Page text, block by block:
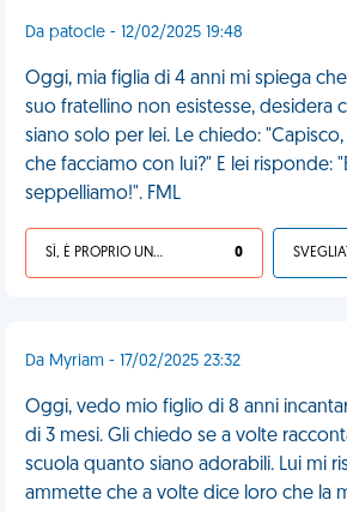
Da patocle - 12/02/2025 19:48
Oggi, mia figlia di 4 anni mi spiega
suo fratellino non esistesse, desidera
siano solo per lei. Le chiedo:
che facciamo con lui?" E lei risponde:
seppelliamo!". FML
SÌ, È PROPRIO UNA VDM! 0
Da Myriam - 17/02/2025 23:32
Oggi, vedo mio figlio di 8 anni
di 3 mesi. Gli chiedo se a volte
scuola quanto siano adorabili. Lui mi
ammette che a volte dice loro che la